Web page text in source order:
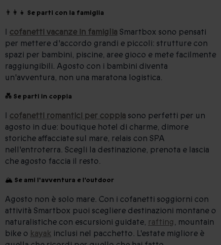
👨‍👩‍👧 Se parti con la famiglia
I cofanetti vacanze in famiglia Smartbox sono pensati
per mettere d'accordo grandi e piccoli: strutture con
spazi per bambini, piscine, aree gioco e mete facilmente
raggiungibili. Agosto con i bambini diventa
un'avventura, non una maratona logistica.
💑 Se parti in coppia
I cofanetti romantici per coppia sono perfetti per un
agosto in due: boutique hotel di charme, dimore
storiche affacciate sul mare, relais con SPA
nell'entroterra. Scegli la destinazione, prenota e lascia
che agosto faccia il resto.
🏔 Se ami l'avventura e l'outdoor
Agosto non è solo mare. Con i cofanetti soggiorni con
attività Smartbox puoi scegliere destinazioni montane o
naturalistiche con escursioni guidate, rafting, mountain
bike o kayak inclusi nel pacchetto. L'estate migliore è